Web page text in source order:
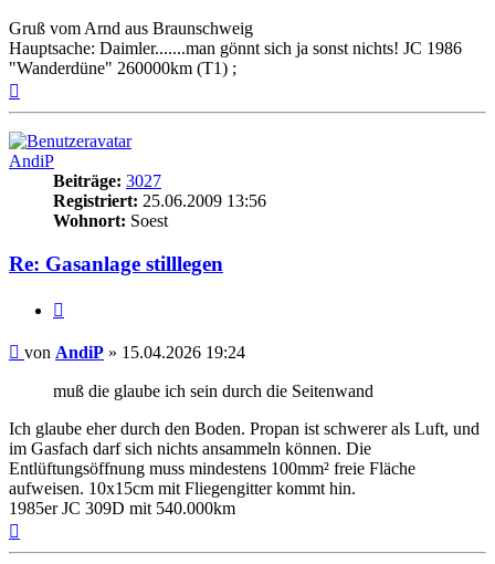
Gruß vom Arnd aus Braunschweig
Hauptsache: Daimler.......man gönnt sich ja sonst nichts! JC 1986
"Wanderdüne" 260000km (T1) ;
AndiP
Beiträge: 3027
Registriert: 25.06.2009 13:56
Wohnort: Soest
Re: Gasanlage stilllegen
Beitrag
von AndiP » 15.04.2026 19:24
muß die glaube ich sein durch die Seitenwand
Ich glaube eher durch den Boden. Propan ist schwerer als Luft, und
im Gasfach darf sich nichts ansammeln können. Die
Entlüftungsöffnung muss mindestens 100mm² freie Fläche
aufweisen. 10x15cm mit Fliegengitter kommt hin.
1985er JC 309D mit 540.000km